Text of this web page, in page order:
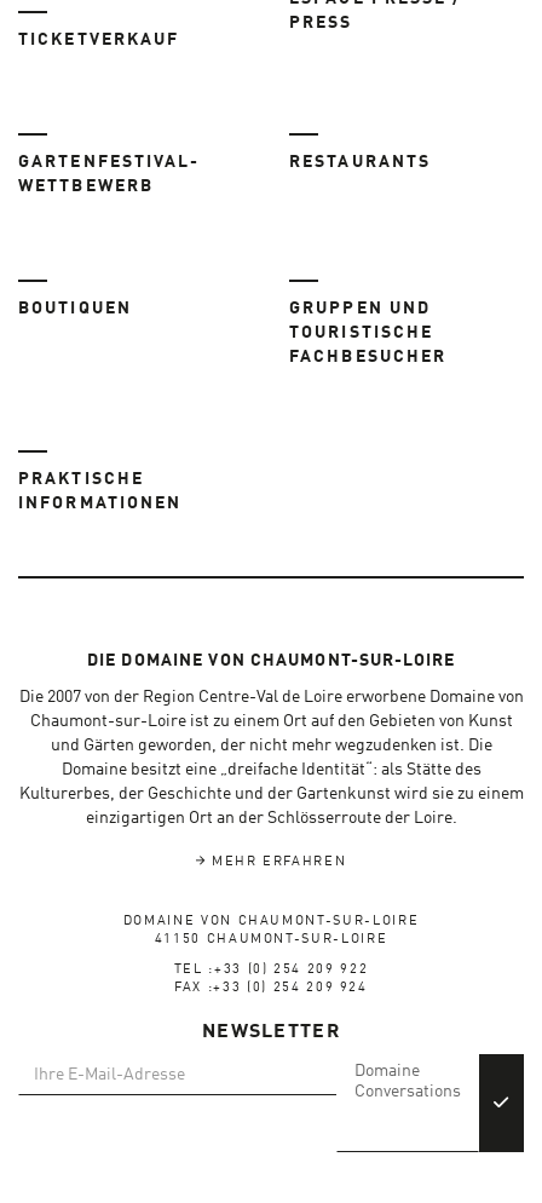
TICKETVERKAUF
PRESS
GARTENFESTIVAL-
WETTBEWERB
RESTAURANTS
BOUTIQUEN
GRUPPEN UND
TOURISTISCHE
FACHBESUCHER
PRAKTISCHE
INFORMATIONEN
DIE DOMAINE VON CHAUMONT-SUR-LOIRE
Die 2007 von der Region Centre-Val de Loire erworbene Domaine von
Chaumont-sur-Loire ist zu einem Ort auf den Gebieten von Kunst
und Gärten geworden, der nicht mehr wegzudenken ist. Die
Domaine besitzt eine „dreifache Identität“: als Stätte des
Kulturerbes, der Geschichte und der Gartenkunst wird sie zu einem
einzigartigen Ort an der Schlösserroute der Loire.
MEHR ERFAHREN
DOMAINE VON CHAUMONT-SUR-LOIRE
41150 CHAUMONT-SUR-LOIRE
TEL :+33 (0) 254 209 922
FAX :+33 (0) 254 209 924
NEWSLETTER